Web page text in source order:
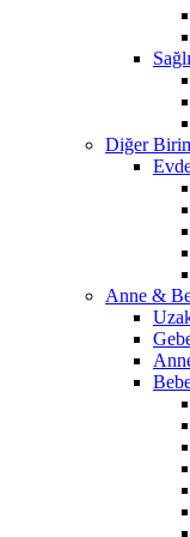
Diğer
Anne &